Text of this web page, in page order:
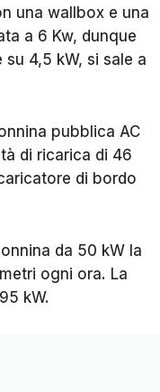
una wallbox e una
a 6 Kw, dunque
4,5 kW, si sale a
pubblica AC
di ricarica di 46
di bordo
da 50 kW la
ogni ora. La
kW.